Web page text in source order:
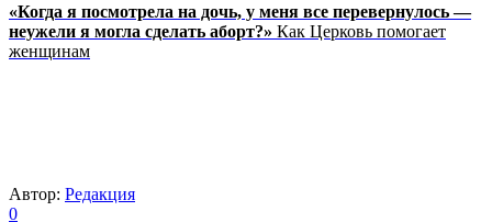
«Когда я посмотрела на дочь, у меня все перевернулось —
неужели я могла сделать аборт?» Как Церковь помогает
женщинам
Автор: Редакция
0